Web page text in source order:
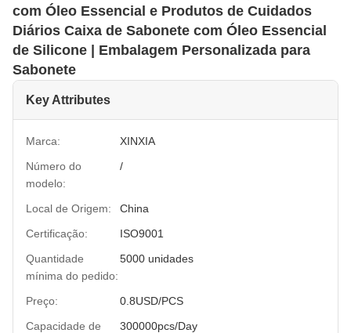
com Óleo Essencial e Produtos de Cuidados
Diários Caixa de Sabonete com Óleo Essencial
de Silicone | Embalagem Personalizada para
Sabonete
Key Attributes
Marca:
XINXIA
Número do
modelo:
/
Local de Origem:
China
Certificação:
ISO9001
Quantidade
mínima do pedido:
5000 unidades
Preço:
0.8USD/PCS
Capacidade de
300000pcs/Day